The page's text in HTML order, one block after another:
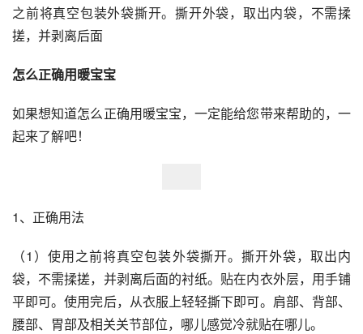
之前将真空包装外袋撕开。撕开外袋，取出内袋，不需揉
搓，并剥离后面
怎么正确用暖宝宝
如果想知道怎么正确用暖宝宝，一定能给您带来帮助的，一
起来了解吧！
1、正确用法
（1）使用之前将真空包装外袋撕开。撕开外袋，取出内
袋，不需揉搓，并剥离后面的衬纸。贴在内衣外层，用手铺
平即可。使用完后，从衣服上轻轻撕下即可。肩部、背部、
腰部、胃部及相关关节部位，哪儿感觉冷就贴在哪儿。